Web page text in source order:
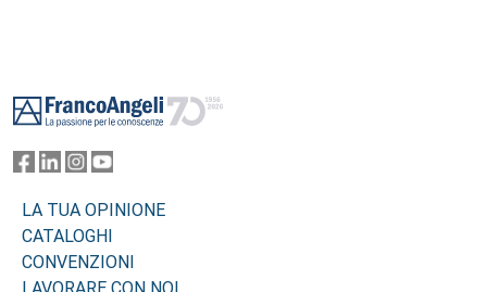
LA TUA OPINIONE
CATALOGHI
CONVENZIONI